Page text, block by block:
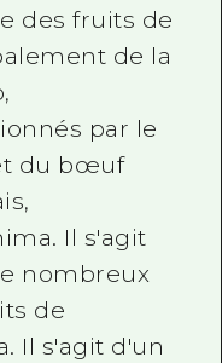
des fruits de
de la
par le
du bœuf
Il s'agit
nombreux
de
Il s'agit d'un